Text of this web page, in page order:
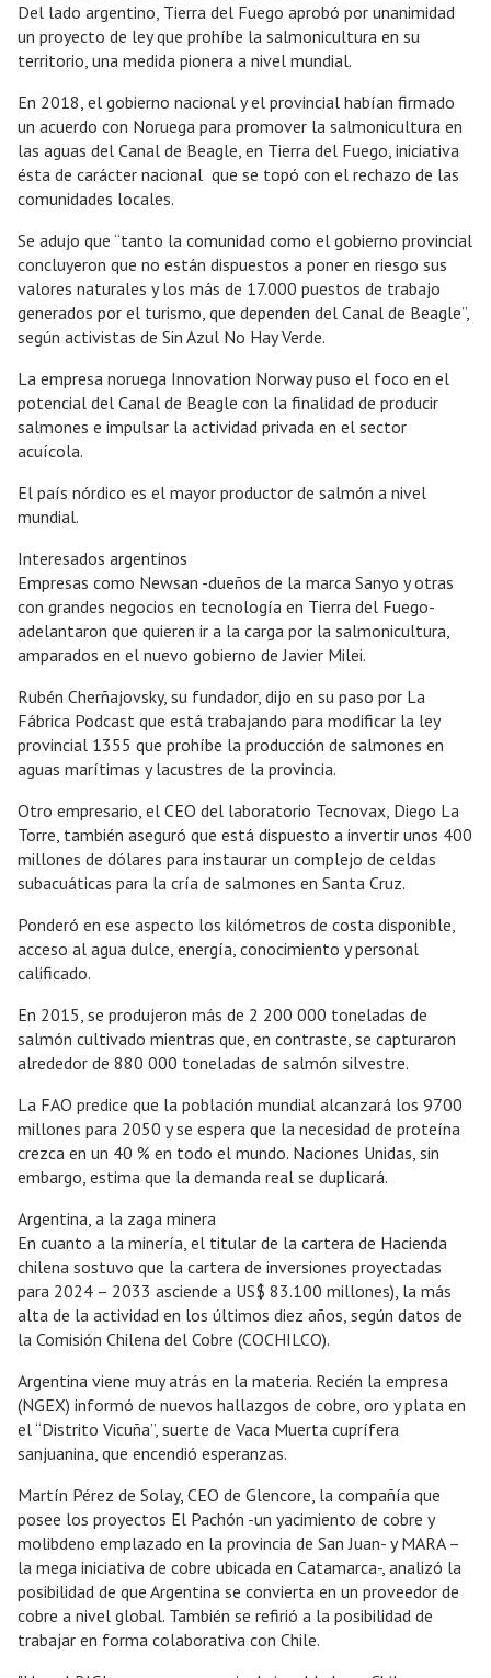
Del lado argentino, Tierra del Fuego aprobó por unanimidad
un proyecto de ley que prohíbe la salmonicultura en su
territorio, una medida pionera a nivel mundial.
En 2018, el gobierno nacional y el provincial habían firmado
un acuerdo con Noruega para promover la salmonicultura en
las aguas del Canal de Beagle, en Tierra del Fuego, iniciativa
ésta de carácter nacional que se topó con el rechazo de las
comunidades locales.
Se adujo que “tanto la comunidad como el gobierno provincial
concluyeron que no están dispuestos a poner en riesgo sus
valores naturales y los más de 17.000 puestos de trabajo
generados por el turismo, que dependen del Canal de Beagle”,
según activistas de Sin Azul No Hay Verde.
La empresa noruega Innovation Norway puso el foco en el
potencial del Canal de Beagle con la finalidad de producir
salmones e impulsar la actividad privada en el sector
acuícola.
El país nórdico es el mayor productor de salmón a nivel
mundial.
Interesados argentinos
Empresas como Newsan -dueños de la marca Sanyo y otras
con grandes negocios en tecnología en Tierra del Fuego-
adelantaron que quieren ir a la carga por la salmonicultura,
amparados en el nuevo gobierno de Javier Milei.
Rubén Cherñajovsky, su fundador, dijo en su paso por La
Fábrica Podcast que está trabajando para modificar la ley
provincial 1355 que prohíbe la producción de salmones en
aguas marítimas y lacustres de la provincia.
Otro empresario, el CEO del laboratorio Tecnovax, Diego La
Torre, también aseguró que está dispuesto a invertir unos 400
millones de dólares para instaurar un complejo de celdas
subacuáticas para la cría de salmones en Santa Cruz.
Ponderó en ese aspecto los kilómetros de costa disponible,
acceso al agua dulce, energía, conocimiento y personal
calificado.
En 2015, se produjeron más de 2 200 000 toneladas de
salmón cultivado mientras que, en contraste, se capturaron
alrededor de 880 000 toneladas de salmón silvestre.
La FAO predice que la población mundial alcanzará los 9700
millones para 2050 y se espera que la necesidad de proteína
crezca en un 40 % en todo el mundo. Naciones Unidas, sin
embargo, estima que la demanda real se duplicará.
Argentina, a la zaga minera
En cuanto a la minería, el titular de la cartera de Hacienda
chilena sostuvo que la cartera de inversiones proyectadas
para 2024 – 2033 asciende a US$ 83.100 millones), la más
alta de la actividad en los últimos diez años, según datos de
la Comisión Chilena del Cobre (COCHILCO).
Argentina viene muy atrás en la materia. Recién la empresa
(NGEX) informó de nuevos hallazgos de cobre, oro y plata en
el “Distrito Vicuña”, suerte de Vaca Muerta cuprífera
sanjuanina, que encendió esperanzas.
Martín Pérez de Solay, CEO de Glencore, la compañía que
posee los proyectos El Pachón -un yacimiento de cobre y
molibdeno emplazado en la provincia de San Juan- y MARA –
la mega iniciativa de cobre ubicada en Catamarca-, analizó la
posibilidad de que Argentina se convierta en un proveedor de
cobre a nivel global. También se refirió a la posibilidad de
trabajar en forma colaborativa con Chile.